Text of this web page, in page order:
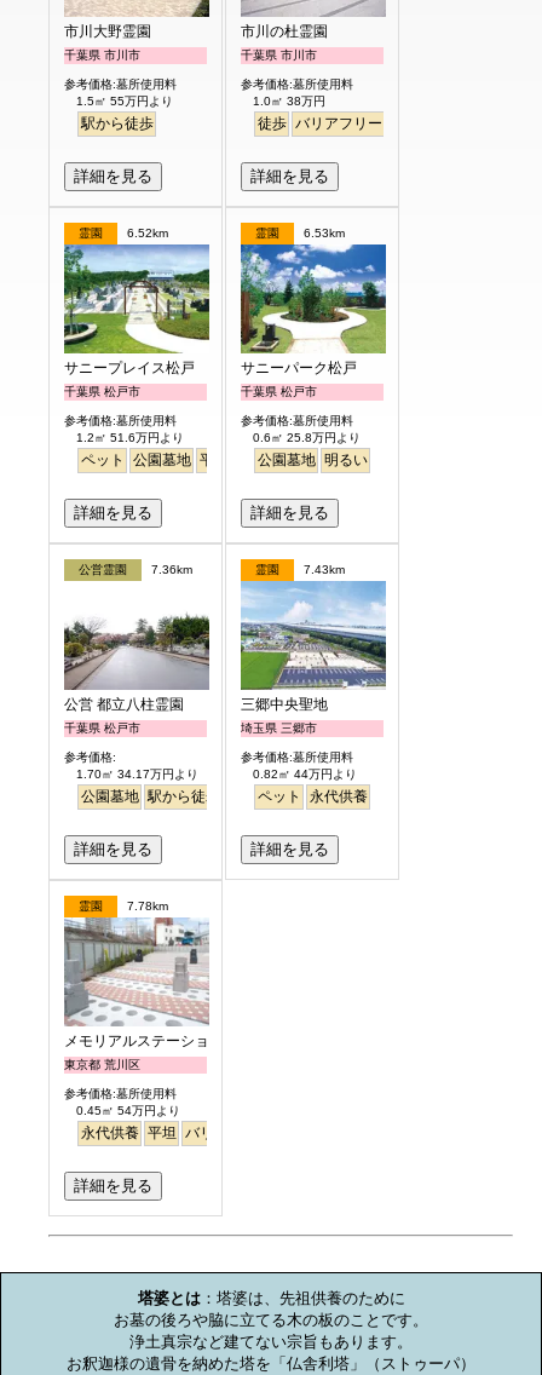
市川大野霊園
千葉県 市川市
参考価格:墓所使用料
1.5㎡ 55万円より
駅から徒歩
詳細を見る
市川の杜霊園
千葉県 市川市
参考価格:墓所使用料
1.0㎡ 38万円
徒歩 バリアフリー
詳細を見る
霊園 6.52km
サニープレイス松戸
千葉県 松戸市
参考価格:墓所使用料
1.2㎡ 51.6万円より
ペット 公園墓地 平坦 明るい
詳細を見る
霊園 6.53km
サニーパーク松戸
千葉県 松戸市
参考価格:墓所使用料
0.6㎡ 25.8万円より
公園墓地 明るい
詳細を見る
公営霊園 7.36km
公営 都立八柱霊園
千葉県 松戸市
参考価格:
1.70㎡ 34.17万円より
公園墓地 駅から徒歩
詳細を見る
霊園 7.43km
三郷中央聖地
埼玉県 三郷市
参考価格:墓所使用料
0.82㎡ 44万円より
ペット 永代供養
詳細を見る
霊園 7.78km
メモリアルステーション南千住
東京都 荒川区
参考価格:墓所使用料
0.45㎡ 54万円より
永代供養 平坦 バリアフリー
詳細を見る
塔婆とは：塔婆は、先祖供養のために
お墓の後ろや脇に立てる木の板のことです。
浄土真宗など建てない宗旨もあります。
お釈迦様の遺骨を納めた塔を「仏舎利塔」（ストゥーパ）